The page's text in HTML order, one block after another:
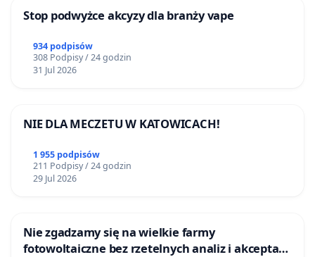
Stop podwyżce akcyzy dla branży vape
934 podpisów
308 Podpisy / 24 godzin
31 Jul 2026
NIE DLA MECZETU W KATOWICACH!
1 955 podpisów
211 Podpisy / 24 godzin
29 Jul 2026
Nie zgadzamy się na wielkie farmy
fotowoltaiczne bez rzetelnych analiz i akceptacji